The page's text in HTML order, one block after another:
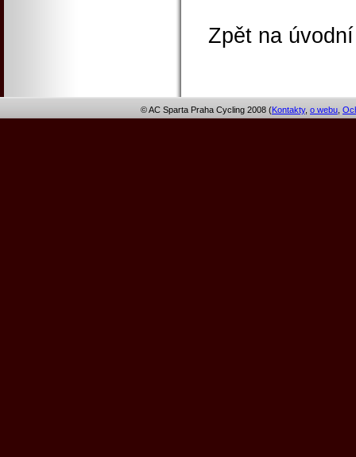
Zpět na
© AC Sparta Praha Cycling 2008 (Kontakty, o webu